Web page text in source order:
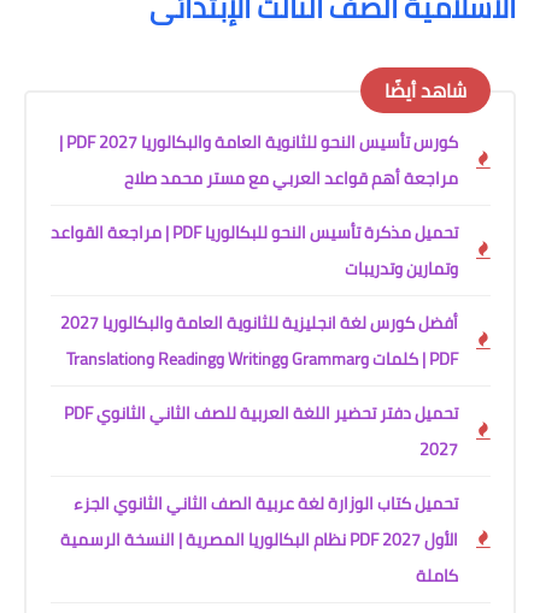
شاهد أيضًا
كورس تأسيس النحو للثانوية العامة والبكالوريا 2027 PDF |
مراجعة أهم قواعد العربي مع مستر محمد صلاح
تحميل مذكرة تأسيس النحو للبكالوريا PDF | مراجعة القواعد
وتمارين وتدريبات
أفضل كورس لغة انجليزية للثانوية العامة والبكالوريا 2027
PDF | كلمات وGrammar وWriting وReading وTranslation
تحميل دفتر تحضير اللغة العربية للصف الثاني الثانوي PDF
2027
تحميل كتاب الوزارة لغة عربية الصف الثاني الثانوي الجزء
الأول 2027 PDF نظام البكالوريا المصرية | النسخة الرسمية
كاملة